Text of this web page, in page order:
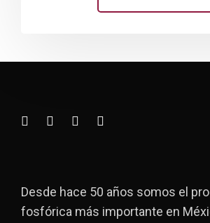
Desde hace 50 años somos el
fosfórica más importante en